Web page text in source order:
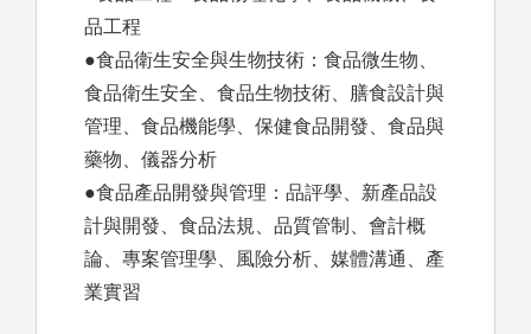
品工程
●食品衛生安全與生物技術：食品微生物、
食品衛生安全、食品生物技術、膳食設計與
管理、食品機能學、保健食品開發、食品與
藥物、儀器分析
●食品產品開發與管理：品評學、新產品設
計與開發、食品法規、品質管制、會計概
論、專案管理學、風險分析、媒體溝通、產
業實習